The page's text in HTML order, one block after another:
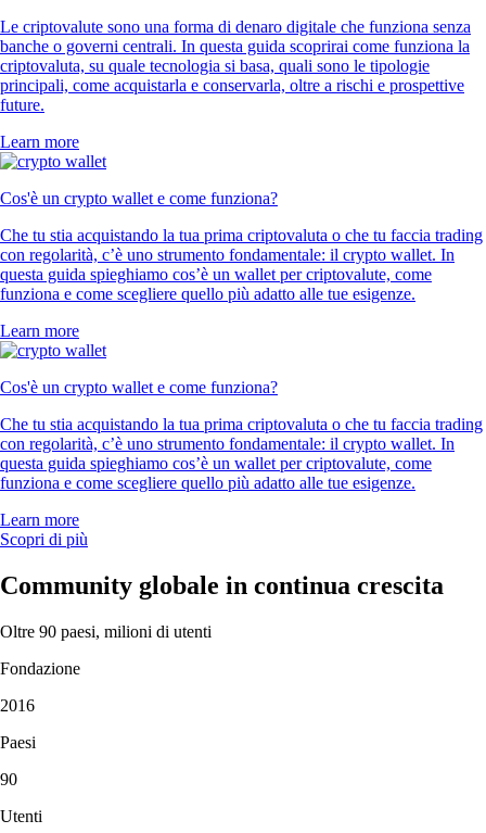
Le criptovalute sono una forma di denaro digitale che funziona senza
banche o governi centrali. In questa guida scoprirai come funziona la
criptovaluta, su quale tecnologia si basa, quali sono le tipologie
principali, come acquistarla e conservarla, oltre a rischi e prospettive
future.
Learn more
Cos'è un crypto wallet e come funziona?
Che tu stia acquistando la tua prima criptovaluta o che tu faccia trading
con regolarità, c’è uno strumento fondamentale: il crypto wallet. In
questa guida spieghiamo cos’è un wallet per criptovalute, come
funziona e come scegliere quello più adatto alle tue esigenze.
Learn more
Cos'è un crypto wallet e come funziona?
Che tu stia acquistando la tua prima criptovaluta o che tu faccia trading
con regolarità, c’è uno strumento fondamentale: il crypto wallet. In
questa guida spieghiamo cos’è un wallet per criptovalute, come
funziona e come scegliere quello più adatto alle tue esigenze.
Learn more
Scopri di più
Community globale in continua crescita
Oltre 90 paesi, milioni di utenti
Fondazione
2016
Paesi
90
Utenti